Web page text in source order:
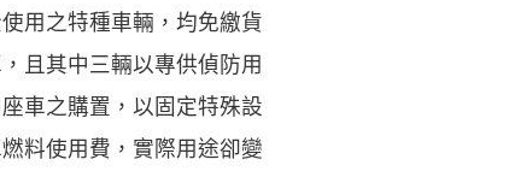
用之特種車輛，均免繳貨
且其中三輛以專供偵防用
車之購置，以固定特殊設
料使用費，實際用途卻變